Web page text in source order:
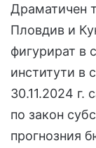
Драматичен
Пловдив и
фигурират в
институти в
30.11.2024 г.
по закон
прогнозния